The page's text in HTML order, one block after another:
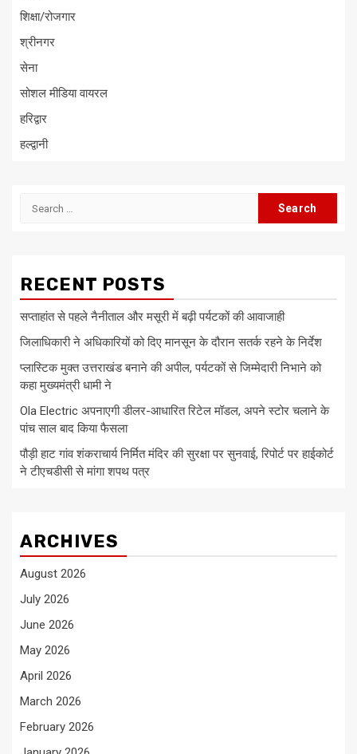
शिक्षा/रोजगार
श्रीनगर
सेना
सोशल मीडिया वायरल
हरिद्वार
हल्द्वानी
Search
RECENT POSTS
सप्ताहांत से पहले नैनीताल और मसूरी में बढ़ी पर्यटकों की आवाजाही
जिलाधिकारी ने अधिकारियों को दिए मानसून के दौरान सतर्क रहने के निर्देश
प्लास्टिक मुक्त उत्तराखंड बनाने की अपील, पर्यटकों से जिम्मेदारी निभाने को
कहा मुख्यमंत्री धामी ने
Ola Electric अपनाएगी डीलर-आधारित रिटेल मॉडल, अपने स्टोर चलाने के
पांच साल बाद किया फैसला
पौड़ी हाट गांव शंकराचार्य निर्मित मंदिर की सुरक्षा पर सुनवाई, रिपोर्ट पर हाईकोर्ट
ने टीएचडीसी से मांगा शपथ पत्र
ARCHIVES
August 2026
July 2026
June 2026
May 2026
April 2026
March 2026
February 2026